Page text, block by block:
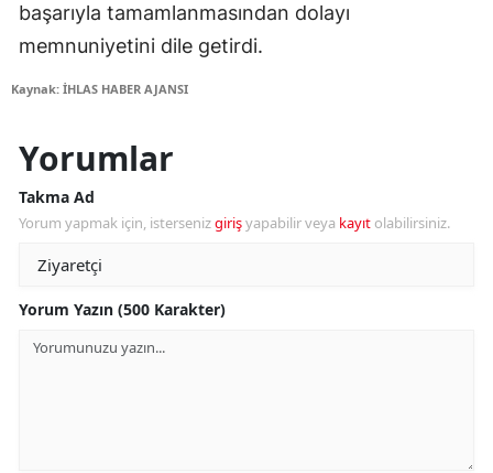
başarıyla tamamlanmasından dolayı
memnuniyetini dile getirdi.
Kaynak: İHLAS HABER AJANSI
Yorumlar
Takma Ad
Yorum yapmak için, istersenizgirişyapabilir veya kayıt olabilirsiniz.
Yorum Yazın (500 Karakter)